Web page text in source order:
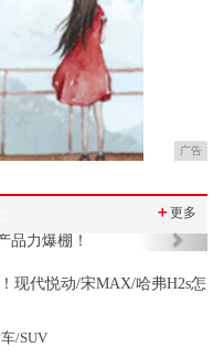
广告
＋更多
Next
/SUV